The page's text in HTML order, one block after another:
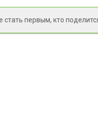
первым, кто